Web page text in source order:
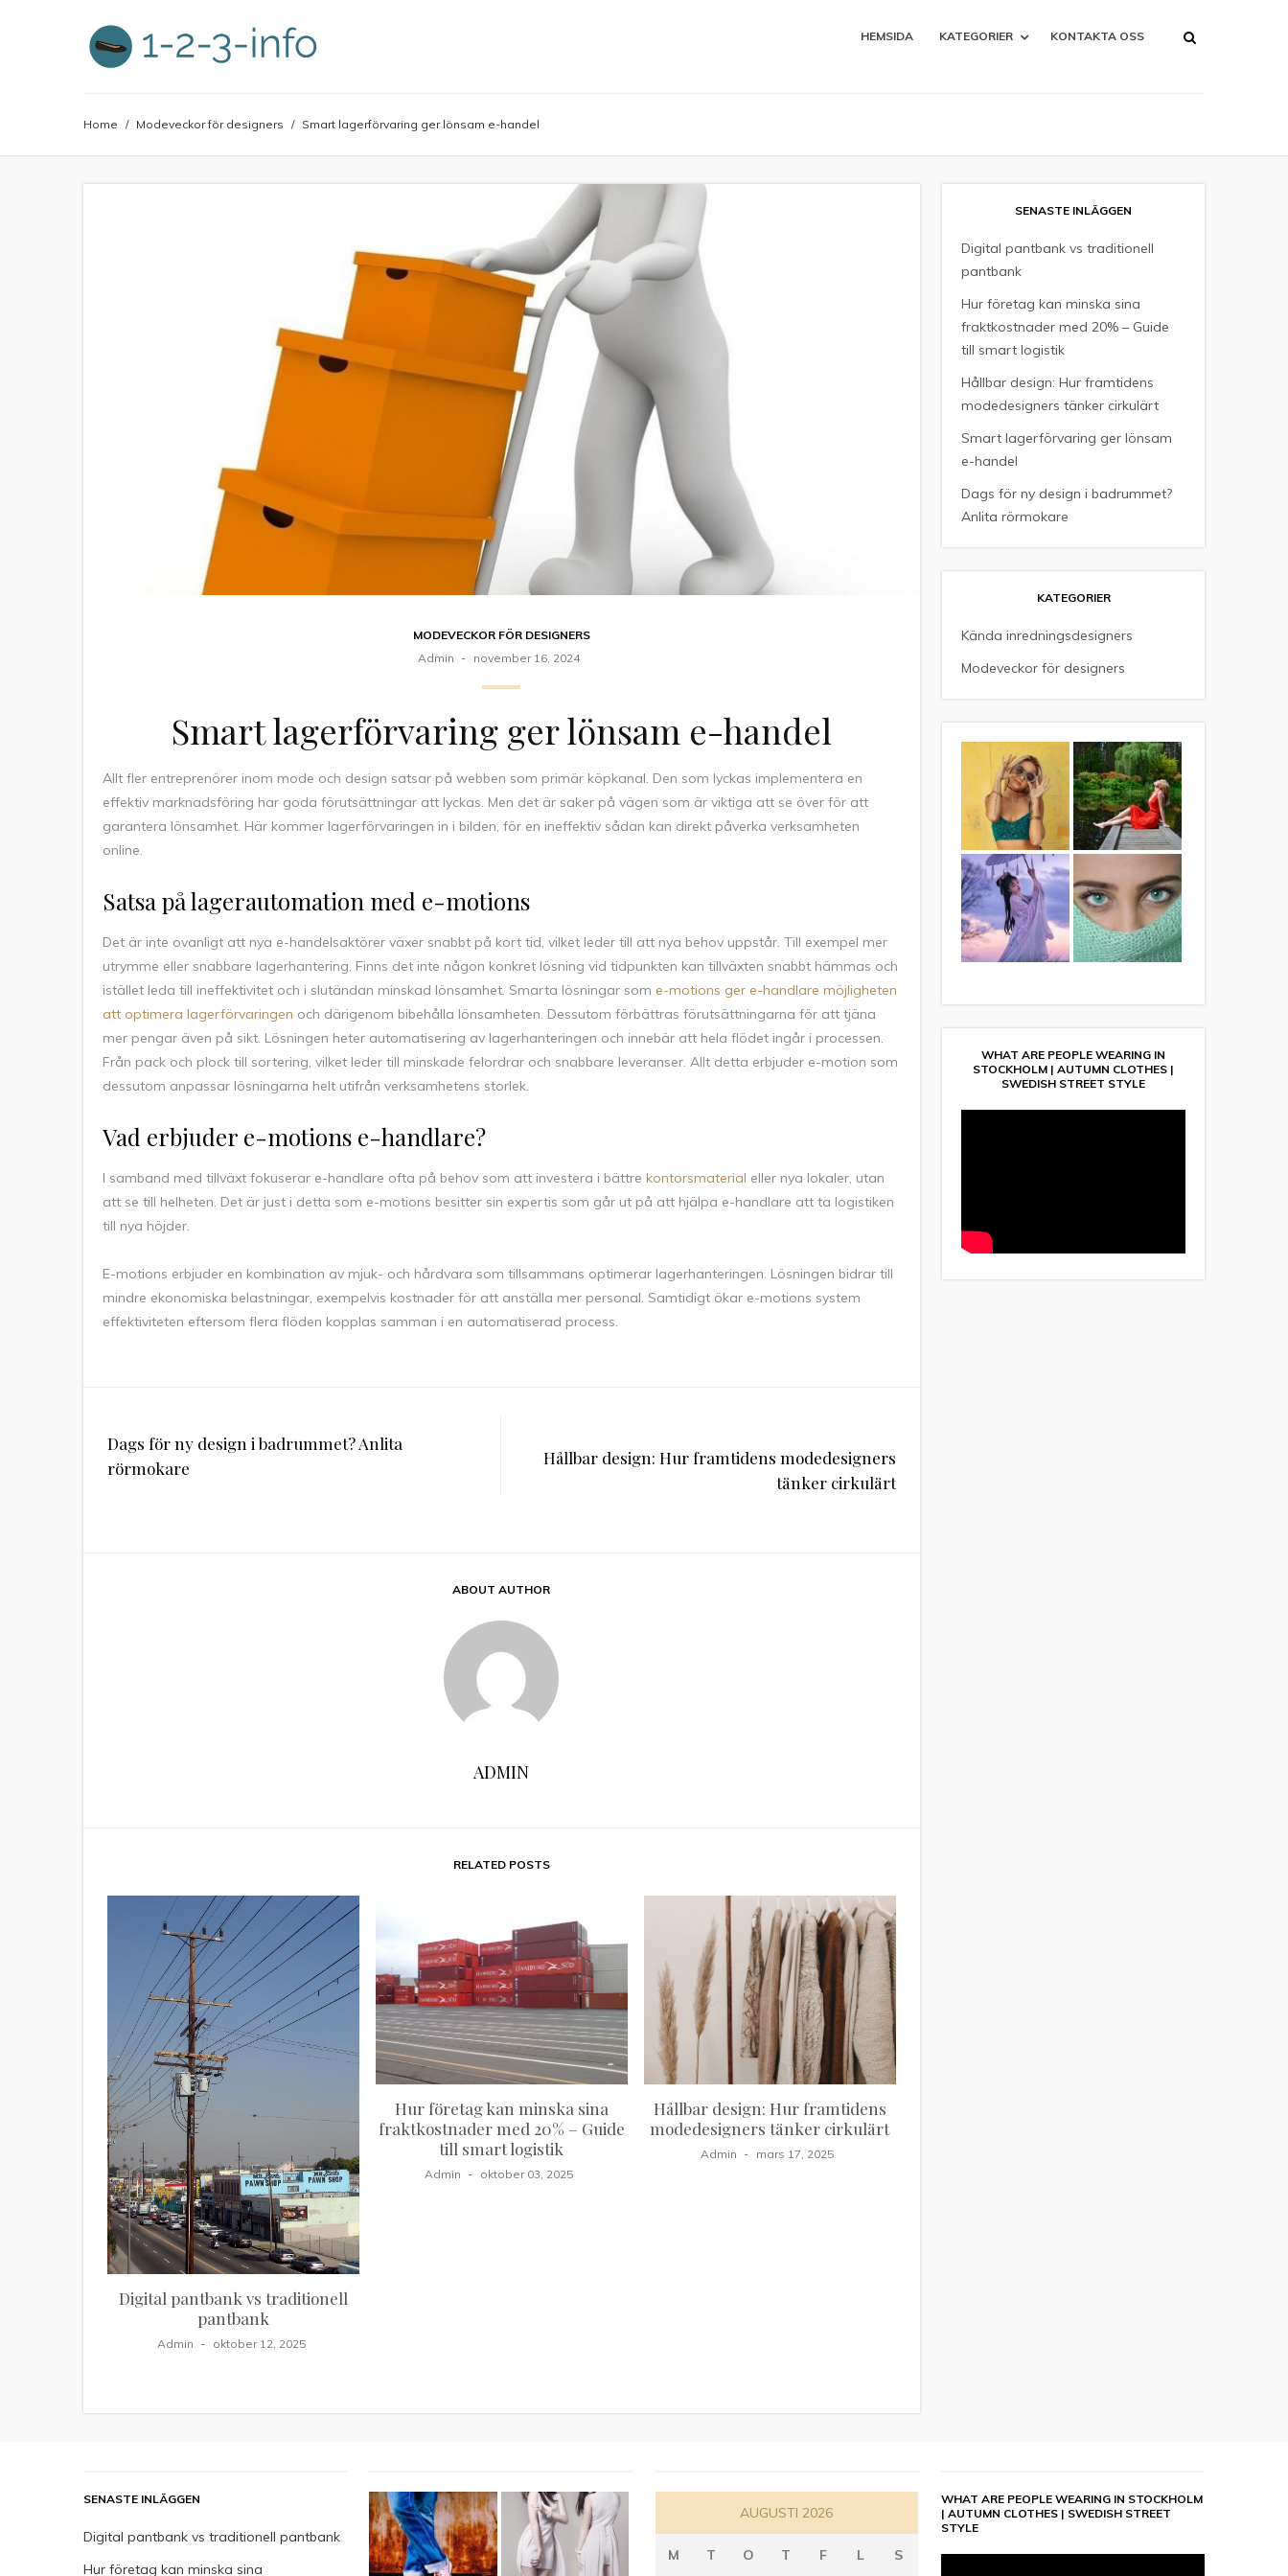
HEMSIDA KATEGORIER KONTAKTA OSS
Home / Modeveckor för designers / Smart lagerförvaring ger lönsam e-handel
MODEVECKOR FÖR DESIGNERS
Admin
november 16, 2024
Smart lagerförvaring ger lönsam e-handel
Allt fler entreprenörer inom mode och design satsar på webben som primär köpkanal. Den som lyckas implementera en
effektiv marknadsföring har goda förutsättningar att lyckas. Men det är saker på vägen som är viktiga att se över för att
garantera lönsamhet. Här kommer lagerförvaringen in i bilden, för en ineffektiv sådan kan direkt påverka verksamheten
online.
Satsa på lagerautomation med e-motions
Det är inte ovanligt att nya e-handelsaktörer växer snabbt på kort tid, vilket leder till att nya behov uppstår. Till exempel mer
utrymme eller snabbare lagerhantering. Finns det inte någon konkret lösning vid tidpunkten kan tillväxten snabbt hämmas och
istället leda till ineffektivitet och i slutändan minskad lönsamhet. Smarta lösningar som e-motions ger e-handlare möjligheten
att optimera lagerförvaringen och därigenom bibehålla lönsamheten. Dessutom förbättras förutsättningarna för att tjäna
mer pengar även på sikt. Lösningen heter automatisering av lagerhanteringen och innebär att hela flödet ingår i processen.
Från pack och plock till sortering, vilket leder till minskade felordrar och snabbare leveranser. Allt detta erbjuder e-motion som
dessutom anpassar lösningarna helt utifrån verksamhetens storlek.
Vad erbjuder e-motions e-handlare?
I samband med tillväxt fokuserar e-handlare ofta på behov som att investera i bättre kontorsmaterial eller nya lokaler, utan
att se till helheten. Det är just i detta som e-motions besitter sin expertis som går ut på att hjälpa e-handlare att ta logistiken
till nya höjder.
E-motions erbjuder en kombination av mjuk- och hårdvara som tillsammans optimerar lagerhanteringen. Lösningen bidrar till
mindre ekonomiska belastningar, exempelvis kostnader för att anställa mer personal. Samtidigt ökar e-motions system
effektiviteten eftersom flera flöden kopplas samman i en automatiserad process.
Inläggsnavigering
Dags för ny design i badrummet? Anlita
rörmokare
Hållbar design: Hur framtidens modedesigners
tänker cirkulärt
ABOUT AUTHOR
ADMIN
RELATED POSTS
Digital pantbank vs traditionell
pantbank
Admin oktober 12, 2025
Hur företag kan minska sina
fraktkostnader med 20% – Guide
till smart logistik
Admin oktober 03, 2025
Hållbar design: Hur framtidens
modedesigners tänker cirkulärt
Admin mars 17, 2025
SENASTE INLÄGGEN
Digital pantbank vs traditionell
pantbank
Hur företag kan minska sina
fraktkostnader med 20% – Guide
till smart logistik
Hållbar design: Hur framtidens
modedesigners tänker cirkulärt
Smart lagerförvaring ger lönsam
e-handel
Dags för ny design i badrummet?
Anlita rörmokare
KATEGORIER
Kända inredningsdesigners
Modeveckor för designers
WHAT ARE PEOPLE WEARING IN
STOCKHOLM | AUTUMN CLOTHES |
SWEDISH STREET STYLE
SENASTE INLÄGGEN
Digital pantbank vs traditionell pantbank
Hur företag kan minska sina
AUGUSTI 2026
M T O T F L S
WHAT ARE PEOPLE WEARING IN STOCKHOLM
| AUTUMN CLOTHES | SWEDISH STREET
STYLE